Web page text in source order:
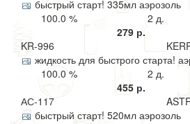
быстрый старт! 335мл аэрозоль
100.0 %
2 д.
279 р.
KR-996
жидкость для быстрого старта!
100.0 %
2 д.
455 р.
АС-117
быстрый старт! 520мл аэрозоль